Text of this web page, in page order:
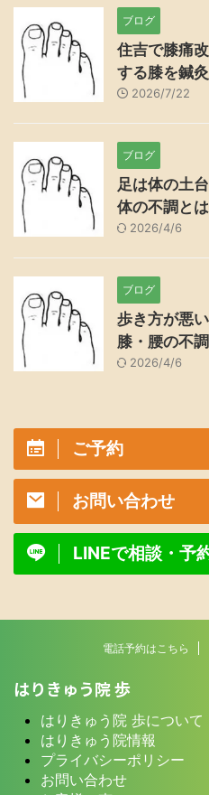
ブログ
住吉で膝痛
する膝を鍼
2026/7/22
ブログ
足は体の土
体の不調とは
2026/4/6
ブログ
歩き方が悪
膝・腰の不
2026/4/6
ご予約
お問い合わせ
LINEで相談・予
電話予約はこちら
はりきゅう院 歩
はりきゅう院 歩について
はりきゅう院情報
プライバシーポリシー
お問い合わせ